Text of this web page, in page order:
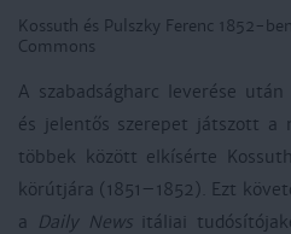
Kossuth és Pulszky Ferenc 1852-
Commons
A szabadságharc leverése
és jelentős szerepet játszott a
többek között elkísérte
körútjára (1851–1852). Ezt
a
Daily Newsitáliai